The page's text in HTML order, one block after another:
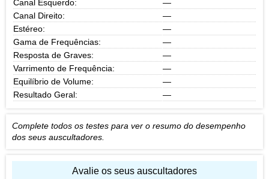
Canal Esquerdo:
—
Canal Direito:
—
Estéreo:
—
Gama de Frequências:
—
Resposta de Graves:
—
Varrimento de Frequência:
—
Equilíbrio de Volume:
—
Resultado Geral:
—
Complete todos os testes para ver o resumo do desempenho
dos seus auscultadores.
Avalie os seus auscultadores